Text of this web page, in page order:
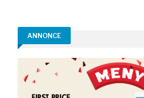
ANNONCE